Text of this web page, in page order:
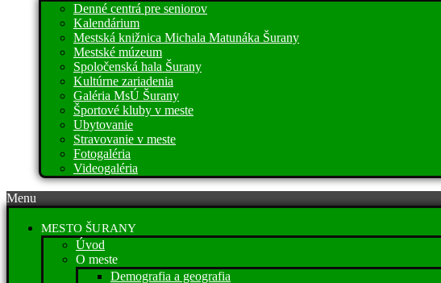
Denné centrá pre seniorov
Kalendárium
Mestská knižnica Michala Matunáka Šurany
Mestské múzeum
Spoločenská hala Šurany
Kultúrne zariadenia
Galéria MsÚ Šurany
Športové kluby v meste
Ubytovanie
Stravovanie v meste
Fotogaléria
Videogaléria
Menu
MESTO ŠURANY
Úvod
O meste
Demografia a geografia